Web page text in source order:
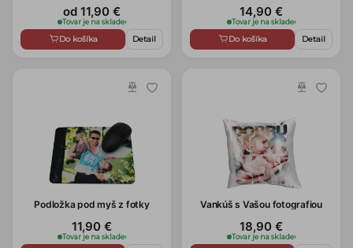
od 11,90 €
Tovar je na sklade›
Do košíka Detail
14,90 €
Tovar je na sklade›
Do košíka Detail
Podložka pod myš z fotky
11,90 €
Tovar je na sklade›
Vankúš s Vašou fotografiou
18,90 €
Tovar je na sklade›